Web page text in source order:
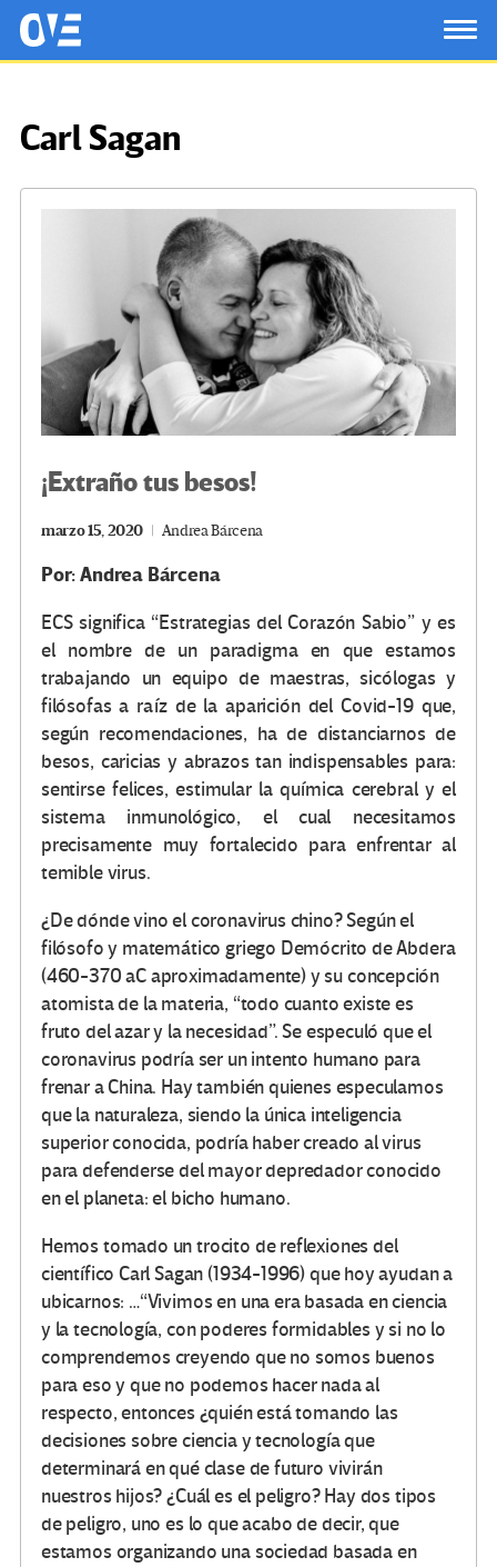
Saltar al contenido principal
OtrasVocesenEducacion.org
Carl Sagan
¡Extraño tus besos!
marzo 15, 2020 Andrea Bárcena
Por: Andrea Bárcena
ECS significa Estrategias del Corazón Sabio y es
el nombre de un paradigma en que estamos
trabajando un equipo de maestras, sicólogas y
filósofas a raíz de la aparición del Covid-19 que,
según recomendaciones, ha de distanciarnos de
besos, caricias y abrazos tan indispensables para:
sentirse felices, estimular la química cerebral y el
sistema inmunológico, el cual necesitamos
precisamente muy fortalecido para enfrentar al
temible virus.
¿De dónde vino el coronavirus chino? Según el
filósofo y matemático griego Demócrito de Abdera
(460-370 aC aproximadamente) y su concepción
atomista de la materia, todo cuanto existe es
fruto del azar y la necesidad . Se especuló que el
coronavirus podría ser un intento humano para
frenar a China. Hay también quienes especulamos
que la naturaleza, siendo la única inteligencia
superior conocida, podría haber creado al virus
para defenderse del mayor depredador conocido
en el planeta: el bicho humano.
Hemos tomado un trocito de reflexiones del
científico Carl Sagan (1934-1996) que hoy ayudan a
ubicarnos: …“Vivimos en una era basada en ciencia
y la tecnología, con poderes formidables y si no lo
comprendemos creyendo que no somos buenos
para eso y que no podemos hacer nada al
respecto, entonces ¿quién está tomando las
decisiones sobre ciencia y tecnología que
determinará en qué clase de futuro vivirán
nuestros hijos? ¿Cuál es el peligro? Hay dos tipos
de peligro, uno es lo que acabo de decir, que
estamos organizando una sociedad basada en